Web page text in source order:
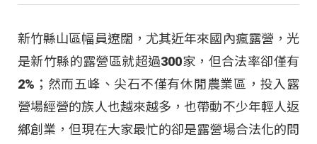
新竹縣山區幅員遼闊，尤其近年來國內瘋露營，光
是新竹縣的露營區就超過300家，但合法率卻僅有
2%；然而五峰、尖石不僅有休閒農業區，投入露
營場經營的族人也越來越多，也帶動不少年輕人返
鄉創業，但現在大家最忙的卻是露營場合法化的問